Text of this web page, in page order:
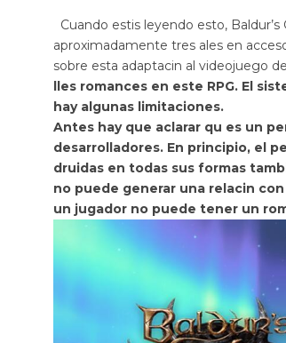
Cuando estis leyendo esto, Baldur’s
aproximadamente tres ales en
sobre esta adaptacin al videojuego de
lles romances en este RPG. El
hay algunas limitaciones.
Antes hay que aclarar qu es un
desarrolladores. En principio, el
druidas en todas sus formas
no puede generar una relacin
un jugador no puede tener un